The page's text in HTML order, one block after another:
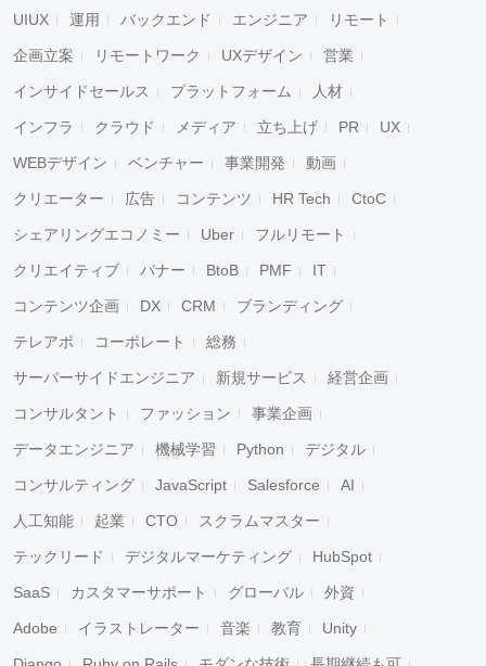
UIUX 運用 バックエンド エンジニア リモート
企画立案 リモートワーク UXデザイン 営業
インサイドセールス プラットフォーム 人材
インフラ クラウド メディア 立ち上げ PR UX
WEBデザイン ベンチャー 事業開発 動画
クリエーター 広告 コンテンツ HR Tech CtoC
シェアリングエコノミー Uber フルリモート
クリエイティブ バナー BtoB PMF IT
コンテンツ企画 DX CRM ブランディング
テレアポ コーポレート 総務
サーバーサイドエンジニア 新規サービス 経営企画
コンサルタント ファッション 事業企画
データエンジニア 機械学習 Python デジタル
コンサルティング JavaScript Salesforce AI
人工知能 起業 CTO スクラムマスター
テックリード デジタルマーケティング HubSpot
SaaS カスタマーサポート グローバル 外資
Adobe イラストレーター 音楽 教育 Unity